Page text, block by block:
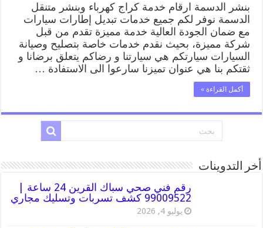
بنشر الدسمة ارقام خدمة كراج كهرباء وبنشر متنقل
الدسمة نوفر لكم جميع خدمات تبديل إطارات سيارات
مع ضمان الجودة العالية خدمة مميزة تقدم من قبل
شركة مميزة، بحيث نقدم خدمات خاصة بتصليح وصيانة
السيارات سيارتكم هي سيارتنا و رضاكم يتعلق برضانا و
ثقتكم بنا هي عنوان تميزنا سارعوا الى الاستفادة …
أكمل القراءة »
أخر التدوينات
رقم فني صحي سباك القرين 24 ساعة |
99009522 كشف تسربات وتسليك مجاري
يوليو 4, 2026